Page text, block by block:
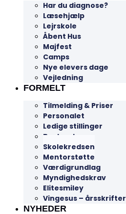
Har du diagnose?
Læsehjælp
Lejrskole
Åbent Hus
Majfest
Camps
Nye elevers dage
Vejledning
FORMELT
Tilmelding & Priser
Personalet
Ledige stillinger
Bestyrelsen
Skolekredsen
Mentorstøtte
Værdigrundlag
Myndighedskrav
Elitesmiley
Vingesus – årsskrifter
NYHEDER